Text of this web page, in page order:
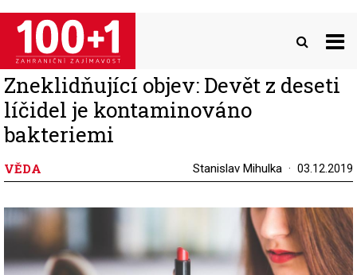
Přejít
hlavnímu
obsahu
Zneklidňující objev: Devět z deseti
líčidel je kontaminováno
bakteriemi
VĚDA Stanislav Mihulka 03.12.2019